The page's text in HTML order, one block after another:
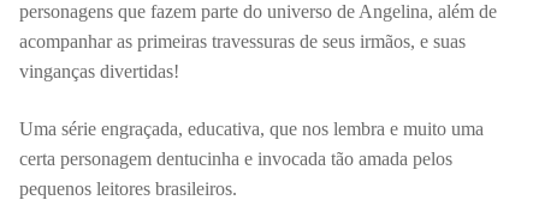
personagens que fazem parte do universo de Angelina, além de
acompanhar as primeiras travessuras de seus irmãos, e suas
vinganças divertidas!
Uma série engraçada, educativa, que nos lembra e muito uma
certa personagem dentucinha e invocada tão amada pelos
pequenos leitores brasileiros.